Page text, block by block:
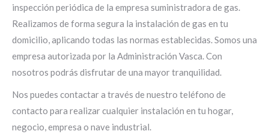
inspección periódica de la empresa suministradora de gas.
Realizamos de forma segura la instalación de gas en tu
domicilio, aplicando todas las normas establecidas. Somos una
empresa autorizada por la Administración Vasca. Con
nosotros podrás disfrutar de una mayor tranquilidad.
Nos puedes contactar a través de nuestro teléfono de
contacto para realizar cualquier instalación en tu hogar,
negocio, empresa o nave industrial.